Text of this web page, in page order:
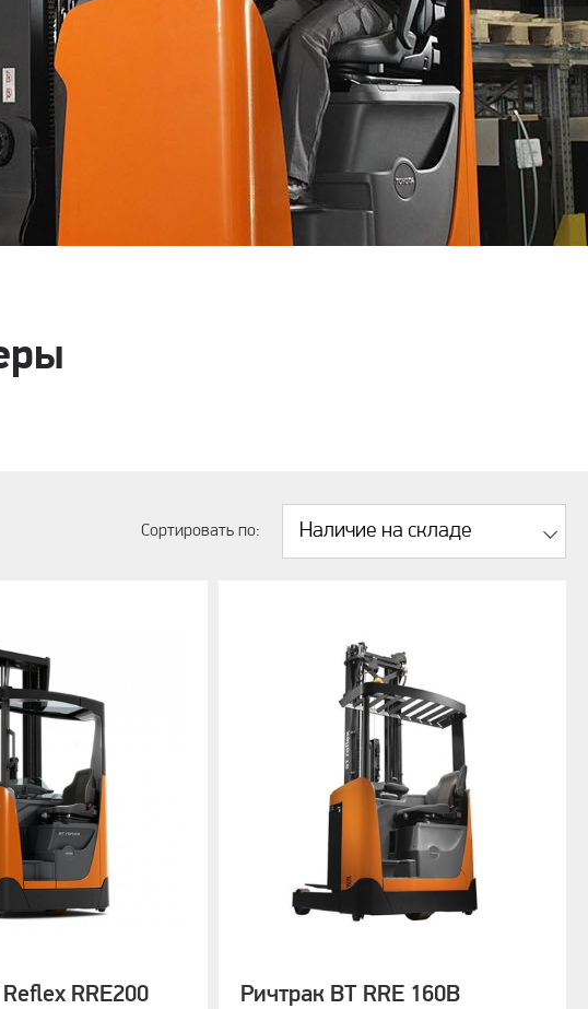
Сортировать по: Наличие на складе
RRE200 Ричтрак BT RRE 160B